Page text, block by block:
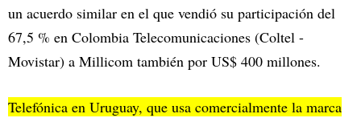
un acuerdo similar en el que vendió su participación del
67,5 % en Colombia Telecomunicaciones (Coltel -
Movistar) a Millicom también por US$ 400 millones.
Telefónica en Uruguay, que usa comercialmente la marca